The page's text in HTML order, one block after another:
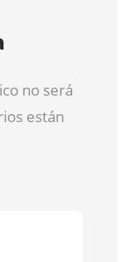
no será
están